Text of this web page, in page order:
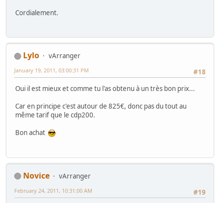
Cordialement.
Lylo
vArranger
#18
January 19, 2011, 03:00:31 PM
Oui il est mieux et comme tu l'as obtenu à un très bon prix...
Car en principe c'est autour de 825€, donc pas du tout au
même tarif que le cdp200.
Bon achat
Novice
vArranger
#19
February 24, 2011, 10:31:00 AM